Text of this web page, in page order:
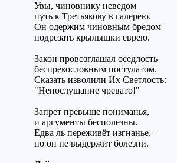
Увы, чиновнику неведом
путь к Третьякову в галерею.
Он одержим чиновным бредом
подрезать крылышки еврею.
Закон провозглашал оседлость
беспрекословным постулатом.
Сказать изволили Их Светлость:
"Непослушание чревато!"
Запрет превыше пониманья,
и аргументы бесполезны.
Едва ль переживёт изгнанье, –
но он не выдержит болезни.